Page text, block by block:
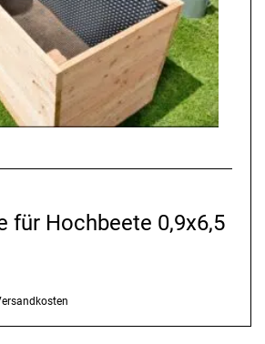
für Hochbeete 0,9x6,5